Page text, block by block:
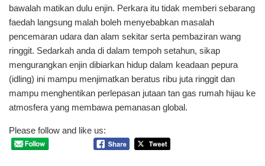
bawalah matikan dulu enjin. Perkara itu tidak memberi sebarang
faedah langsung malah boleh menyebabkan masalah
pencemaran udara dan alam sekitar serta pembaziran wang
ringgit. Sedarkah anda di dalam tempoh setahun, sikap
mengurangkan enjin dibiarkan hidup dalam keadaan pepura
(idling) ini mampu menjimatkan beratus ribu juta ringgit dan
mampu menghentikan perlepasan jutaan tan gas rumah hijau ke
atmosfera yang membawa pemanasan global.
Please follow and like us: